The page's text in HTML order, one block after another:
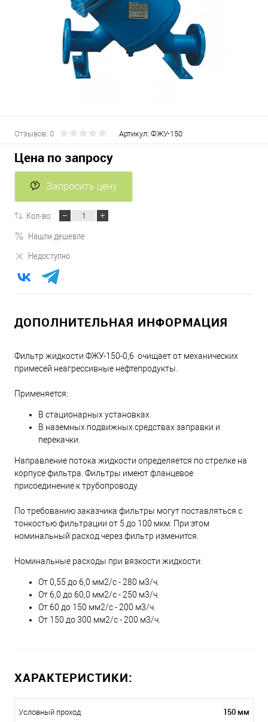
Отзывов: 0 Артикул: ФЖУ-150
Цена по запросу
Запросить цену
Кол-во:
Нашли дешевле
Недоступно
ДОПОЛНИТЕЛЬНАЯ ИНФОРМАЦИЯ
Фильтр жидкости ФЖУ-150-0,6 очищает от механических
примесей неагрессивные нефтепродукты.
Применяется:
В стационарных установках.
В наземных подвижных средствах заправки и
перекачки.
Направление потока жидкости определяется по стрелке на
корпусе фильтра. Фильтры имеют фланцевое
присоединение к трубопроводу.
По требованию заказчика фильтры могут поставляться с
тонкостью фильтрации от 5 до 100 мкм. При этом
номинальный расход через фильтр изменится.
Номинальные расходы при вязкости жидкости:
От 0,55 до 6,0 мм2/с - 280 м3/ч.
От 6,0 до 60,0 мм2/с - 250 м3/ч.
От 60 до 150 мм2/с - 200 м3/ч.
От 150 до 300 мм2/с - 200 м3/ч.
ХАРАКТЕРИСТИКИ:
Условный проход 150 мм